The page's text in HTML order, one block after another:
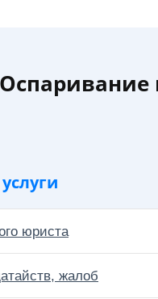
Оспаривание
юриста
жалоб